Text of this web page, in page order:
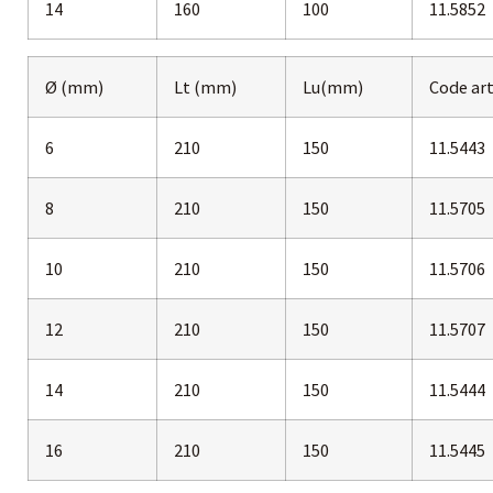
14 160 100 11.5852
Ø (mm) Lt (mm) Lu(mm) Code
6 210 150 11.5443
8 210 150 11.5705
10 210 150 11.5706
12 210 150 11.5707
14 210 150 11.5444
16 210 150 11.5445